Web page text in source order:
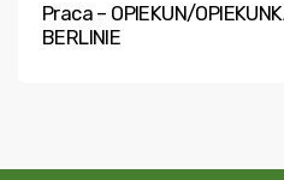
Praca – OPIEKUN/
BERLINIE